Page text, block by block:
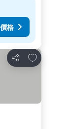
格
分享
加入我的最愛